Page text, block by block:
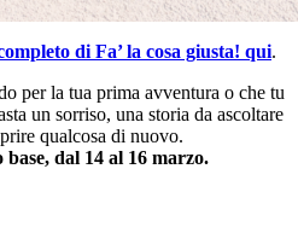
di Fa’ la cosa giusta! qui.
per la tua prima avventura o che tu
un sorriso, una storia da ascoltare
qualcosa di nuovo.
dal 14 al 16 marzo.